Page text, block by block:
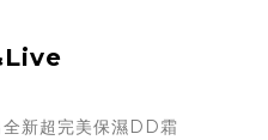
新超完美保濕DD霜